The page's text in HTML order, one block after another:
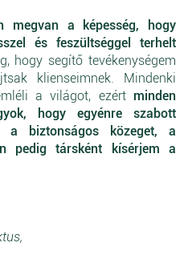
megvan a képesség, hogy
és feszültséggel terhelt
hogy segítő tevékenységem
klienseimnek. Mindenki
a világot, ezért minden
hogy egyénre szabott
a biztonságos közeget, a
pedig társként kísérjem a